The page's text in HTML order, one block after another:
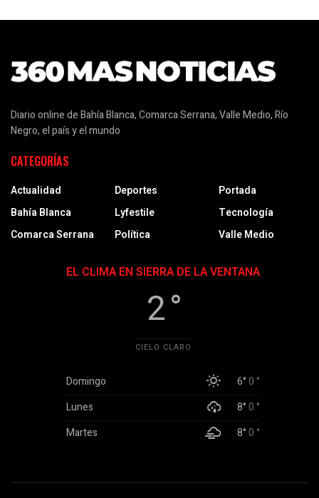
Diario online de Bahía Blanca, Comarca Serrana, Valle Medio, Río
Negro, el país y el mundo
CATEGORÍAS
Actualidad
Bahía Blanca
Comarca Serrana
Deportes
Lyfestile
Política
Portada
Tecnología
Valle Medio
EL CLIMA EN SIERRA DE LA VENTANA
2 °
CIELO CLARO
Domingo 6°0 °
Lunes
8°0 °
Martes
8°0 °